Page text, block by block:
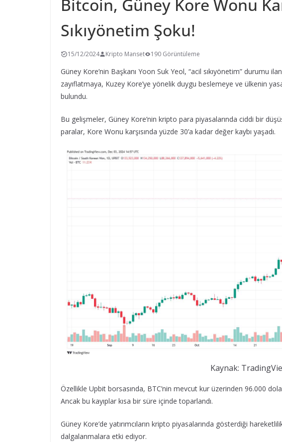
Bitcoin, Güney Kore Wonu
Sıkıyönetim Şoku!
15/12/2024 Kripto Manset 190 Görüntüleme
Güney Kore’nin Başkanı Yoon Suk Yeol, “acil sıkıyönetim” durumu
zayıflatmaya, Kuzey Kore’ye yönelik duygu beslemeye ve ülkenin
bulundu.
Bu gelişmeler, Güney Kore’nin kripto para piyasalarında ciddi bir
paralar, Kore Wonu karşısında yüzde 30’a kadar değer kaybı yaşadı.
Kaynak:
Özellikle Upbit borsasında, BTC’nin mevcut kur üzerinden 96.000
Ancak bu kayıplar kısa bir süre içinde toparlandı.
Güney Kore’de yatırımcıların kripto piyasalarında gösterdiği
dalgalanmalara etki ediyor.